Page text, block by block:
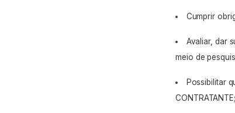
Cumprir
Avaliar, dar
meio de
Possibilitar
CONTRATANTE;